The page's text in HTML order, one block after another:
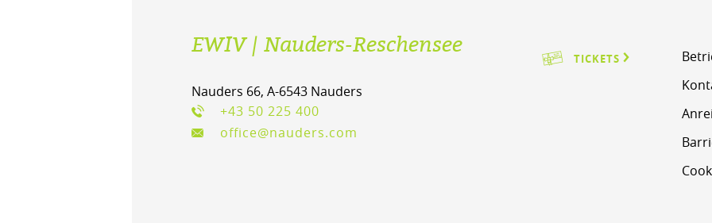
EWIV | Nauders-Reschensee
Nauders 66, A-6543 Nauders
+43 50 225 400
office@nauders.com
TICKETS